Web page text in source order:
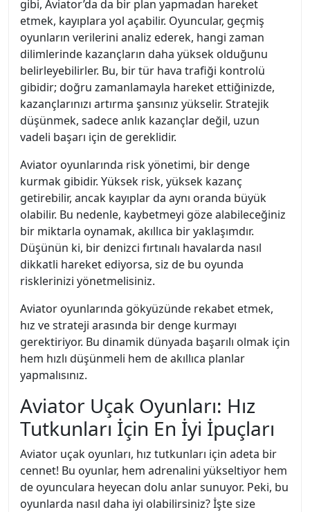
gibi, Aviator’da da bir plan yapmadan hareket
etmek, kayıplara yol açabilir. Oyuncular, geçmiş
oyunların verilerini analiz ederek, hangi zaman
dilimlerinde kazançların daha yüksek olduğunu
belirleyebilirler. Bu, bir tür hava trafiği kontrolü
gibidir; doğru zamanlamayla hareket ettiğinizde,
kazançlarınızı artırma şansınız yükselir. Stratejik
düşünmek, sadece anlık kazançlar değil, uzun
vadeli başarı için de gereklidir.
Aviator oyunlarında risk yönetimi, bir denge
kurmak gibidir. Yüksek risk, yüksek kazanç
getirebilir, ancak kayıplar da aynı oranda büyük
olabilir. Bu nedenle, kaybetmeyi göze alabileceğiniz
bir miktarla oynamak, akıllıca bir yaklaşımdır.
Düşünün ki, bir denizci fırtınalı havalarda nasıl
dikkatli hareket ediyorsa, siz de bu oyunda
risklerinizi yönetmelisiniz.
Aviator oyunlarında gökyüzünde rekabet etmek,
hız ve strateji arasında bir denge kurmayı
gerektiriyor. Bu dinamik dünyada başarılı olmak için
hem hızlı düşünmeli hem de akıllıca planlar
yapmalısınız.
Aviator Uçak Oyunları: Hız
Tutkunları İçin En İyi İpuçları
Aviator uçak oyunları, hız tutkunları için adeta bir
cennet! Bu oyunlar, hem adrenalini yükseltiyor hem
de oyunculara heyecan dolu anlar sunuyor. Peki, bu
oyunlarda nasıl daha iyi olabilirsiniz? İşte size